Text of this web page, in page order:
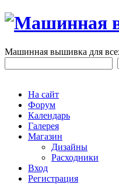
Машинная вышивка для
На сайт
Форум
Календарь
Галерея
Магазин
Дизайны
Расходники
Вход
Регистрация